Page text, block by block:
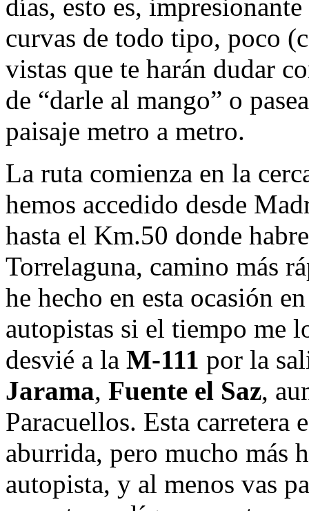
días, esto es,
curvas de todo tipo, poco
vistas que te harán dudar
de “darle al mango” o
paisaje metro a metro.
La ruta comienza en la
hemos accedido desde
hasta el Km.50 donde
Torrelaguna, camino más
he hecho en esta ocasión
autopistas si el tiempo me
desvié a la M-111 por la
Jarama, Fuente el Saz,
Paracuellos. Esta carretera
aburrida, pero mucho más
autopista, y al menos vas